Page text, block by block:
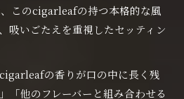
このcigarleafの持つ本格的な風
吸いごたえを重視したセッティン
の香りが口の中に長く残
「他のフレーバーと組み合わせる